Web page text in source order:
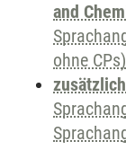
and
ohne CPs)